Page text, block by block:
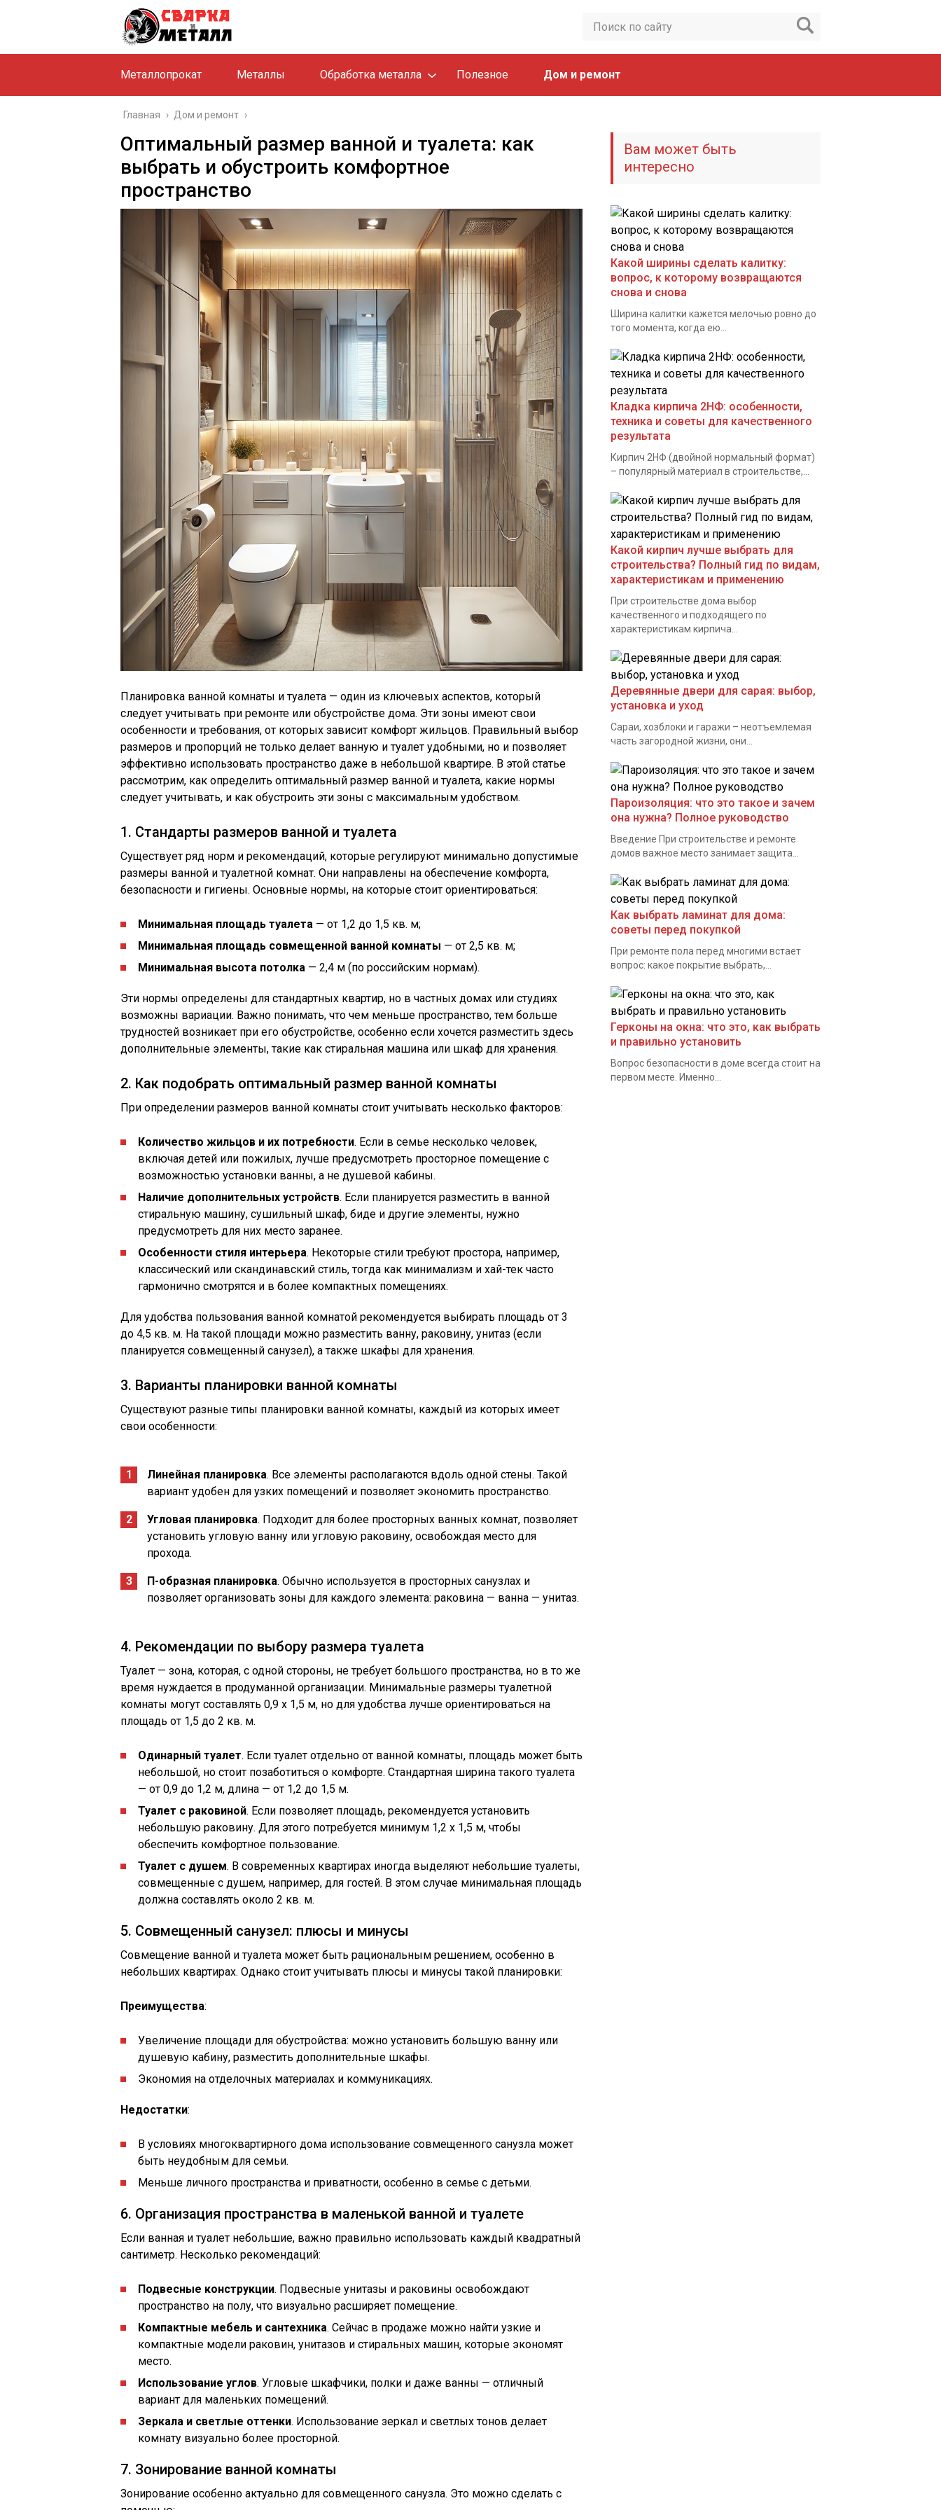
Металлопрокат Металлы Обработка металла Полезное Дом и ремонт
Главная › Дом и ремонт ›
Оптимальный размер ванной и туалета: как
выбрать и обустроить комфортное
пространство
Планировка ванной комнаты и туалета — один из ключевых аспектов, который
следует учитывать при ремонте или обустройстве дома. Эти зоны имеют свои
особенности и требования, от которых зависит комфорт жильцов. Правильный выбор
размеров и пропорций не только делает ванную и туалет удобными, но и позволяет
эффективно использовать пространство даже в небольшой квартире. В этой статье
рассмотрим, как определить оптимальный размер ванной и туалета, какие нормы
следует учитывать, и как обустроить эти зоны с максимальным удобством.
1. Стандарты размеров ванной и туалета
Существует ряд норм и рекомендаций, которые регулируют минимально допустимые
размеры ванной и туалетной комнат. Они направлены на обеспечение комфорта,
безопасности и гигиены. Основные нормы, на которые стоит ориентироваться:
Минимальная площадь туалета — от 1,2 до 1,5 кв. м;
Минимальная площадь совмещенной ванной комнаты — от 2,5 кв. м;
Минимальная высота потолка — 2,4 м (по российским нормам).
Эти нормы определены для стандартных квартир, но в частных домах или студиях
возможны вариации. Важно понимать, что чем меньше пространство, тем больше
трудностей возникает при его обустройстве, особенно если хочется разместить здесь
дополнительные элементы, такие как стиральная машина или шкаф для хранения.
2. Как подобрать оптимальный размер ванной комнаты
При определении размеров ванной комнаты стоит учитывать несколько факторов:
Количество жильцов и их потребности. Если в семье несколько человек,
включая детей или пожилых, лучше предусмотреть просторное помещение с
возможностью установки ванны, а не душевой кабины.
Наличие дополнительных устройств. Если планируется разместить в ванной
стиральную машину, сушильный шкаф, биде и другие элементы, нужно
предусмотреть для них место заранее.
Особенности стиля интерьера. Некоторые стили требуют простора, например,
классический или скандинавский стиль, тогда как минимализм и хай-тек часто
гармонично смотрятся и в более компактных помещениях.
Для удобства пользования ванной комнатой рекомендуется выбирать площадь от 3
до 4,5 кв. м. На такой площади можно разместить ванну, раковину, унитаз (если
планируется совмещенный санузел), а также шкафы для хранения.
3. Варианты планировки ванной комнаты
Существуют разные типы планировки ванной комнаты, каждый из которых имеет
свои особенности:
Линейная планировка. Все элементы располагаются вдоль одной стены. Такой
вариант удобен для узких помещений и позволяет экономить пространство.
Угловая планировка. Подходит для более просторных ванных комнат, позволяет
установить угловую ванну или угловую раковину, освобождая место для
прохода.
П-образная планировка. Обычно используется в просторных санузлах и
позволяет организовать зоны для каждого элемента: раковина — ванна — унитаз.
4. Рекомендации по выбору размера туалета
Туалет — зона, которая, с одной стороны, не требует большого пространства, но в то же
время нуждается в продуманной организации. Минимальные размеры туалетной
комнаты могут составлять 0,9 х 1,5 м, но для удобства лучше ориентироваться на
площадь от 1,5 до 2 кв. м.
Одинарный туалет. Если туалет отдельно от ванной комнаты, площадь может быть
небольшой, но стоит позаботиться о комфорте. Стандартная ширина такого туалета
— от 0,9 до 1,2 м, длина — от 1,2 до 1,5 м.
Туалет с раковиной. Если позволяет площадь, рекомендуется установить
небольшую раковину. Для этого потребуется минимум 1,2 х 1,5 м, чтобы
обеспечить комфортное пользование.
Туалет с душем. В современных квартирах иногда выделяют небольшие туалеты,
совмещенные с душем, например, для гостей. В этом случае минимальная площадь
должна составлять около 2 кв. м.
5. Совмещенный санузел: плюсы и минусы
Совмещение ванной и туалета может быть рациональным решением, особенно в
небольших квартирах. Однако стоит учитывать плюсы и минусы такой планировки:
Преимущества:
Увеличение площади для обустройства: можно установить большую ванну или
душевую кабину, разместить дополнительные шкафы.
Экономия на отделочных материалах и коммуникациях.
Недостатки:
В условиях многоквартирного дома использование совмещенного санузла может
быть неудобным для семьи.
Меньше личного пространства и приватности, особенно в семье с детьми.
6. Организация пространства в маленькой ванной и туалете
Если ванная и туалет небольшие, важно правильно использовать каждый квадратный
сантиметр. Несколько рекомендаций:
Подвесные конструкции. Подвесные унитазы и раковины освобождают
пространство на полу, что визуально расширяет помещение.
Компактные мебель и сантехника. Сейчас в продаже можно найти узкие и
компактные модели раковин, унитазов и стиральных машин, которые экономят
место.
Использование углов. Угловые шкафчики, полки и даже ванны — отличный
вариант для маленьких помещений.
Зеркала и светлые оттенки. Использование зеркал и светлых тонов делает
комнату визуально более просторной.
7. Зонирование ванной комнаты
Зонирование особенно актуально для совмещенного санузла. Это можно сделать с
Вам может быть
интересно
Какой ширины сделать калитку:
вопрос, к которому возвращаются
снова и снова
Ширина калитки кажется мелочью ровно до
того момента, когда ею...
Кладка кирпича 2НФ: особенности,
техника и советы для качественного
результата
Кирпич 2НФ (двойной нормальный формат)
– популярный материал в строительстве,...
Какой кирпич лучше выбрать для
строительства? Полный гид по видам,
характеристикам и применению
При строительстве дома выбор
качественного и подходящего по
характеристикам кирпича...
Деревянные двери для сарая: выбор,
установка и уход
Сараи, хозблоки и гаражи – неотъемлемая
часть загородной жизни, они...
Пароизоляция: что это такое и зачем
она нужна? Полное руководство
Введение При строительстве и ремонте
домов важное место занимает защита...
Как выбрать ламинат для дома:
советы перед покупкой
При ремонте пола перед многими встает
вопрос: какое покрытие выбрать,...
Герконы на окна: что это, как выбрать
и правильно установить
Вопрос безопасности в доме всегда стоит на
первом месте. Именно...